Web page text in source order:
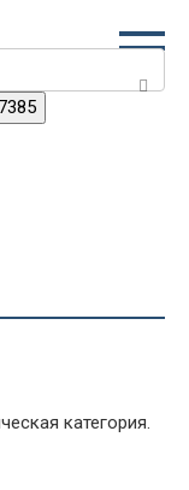
категория.